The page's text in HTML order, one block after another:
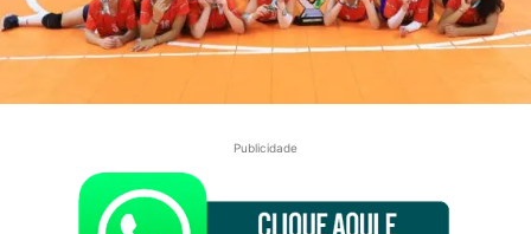
Publicidade